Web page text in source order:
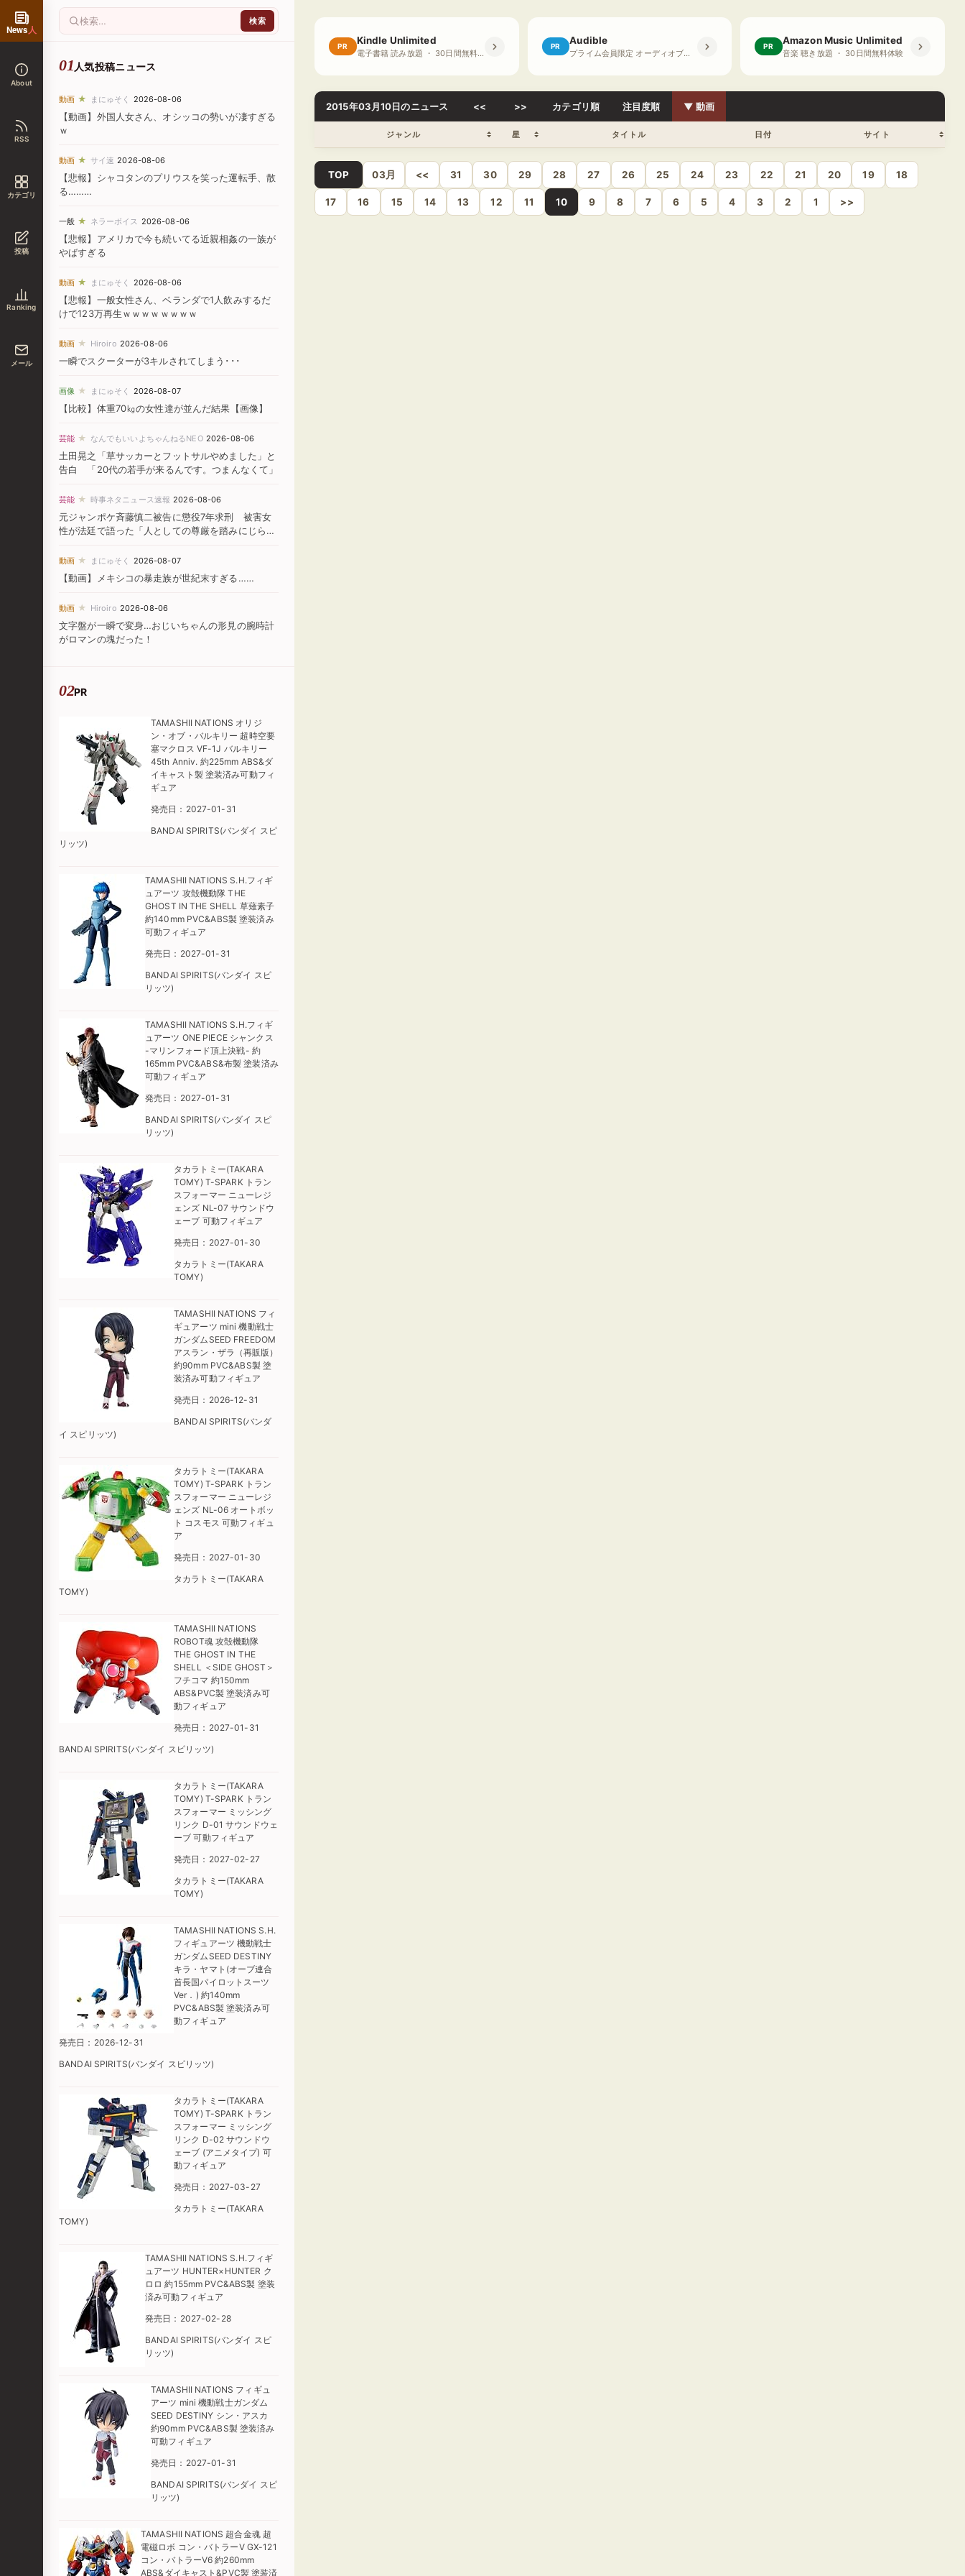
News人
About
RSS
カテゴリ
投稿
Ranking
メール
人気投稿ニュース
動画 ★ まにゅそく 2026-08-06
【動画】外国人女さん、オシッコの勢いが凄すぎる
ｗ
動画 ★ サイ速 2026-08-06
【悲報】シャコタンのプリウスを笑った運転手、散
る………
一般 ★ ネラーボイス 2026-08-06
【悲報】アメリカで今も続いてる近親相姦の一族が
やばすぎる
動画 ★ まにゅそく 2026-08-06
【悲報】一般女性さん、ベランダで1人飲みするだ
けで123万再生ｗｗｗｗｗｗｗｗ
動画 ★ Hiroiro 2026-08-06
一瞬でスクーターが3キルされてしまう･･･
画像 ★ まにゅそく 2026-08-07
【比較】体重70㎏の女性達が並んだ結果【画像】
芸能 ★ なんでもいいよちゃんねるNEO 2026-08-06
土田晃之「草サッカーとフットサルやめました」と
告白 「20代の若手が来るんです。つまんなくて」
芸能 ★ 時事ネタニュース速報 2026-08-06
元ジャンポケ斉藤慎二被告に懲役7年求刑 被害女
性が法廷で語った「人としての尊厳を踏みにじられ
動画 ★ まにゅそく 2026-08-07
【動画】メキシコの暴走族が世紀末すぎる……
動画 ★ Hiroiro 2026-08-06
文字盤が一瞬で変身…おじいちゃんの形見の腕時計
がロマンの塊だった！
PR
TAMASHII NATIONS オリジ
ン・オブ・バルキリー 超時空要
塞マクロス VF-1J バルキリー
45th Anniv. 約225mm ABS&ダ
イキャスト製 塗装済み可動フィ
ギュア
発売日：2027-01-31
BANDAI SPIRITS(バンダイ スピ
リッツ)
TAMASHII NATIONS S.H.フィギ
ュアーツ 攻殻機動隊 THE
GHOST IN THE SHELL 草薙素子
約140mm PVC&ABS製 塗装済み
可動フィギュア
発売日：2027-01-31
BANDAI SPIRITS(バンダイ スピ
リッツ)
TAMASHII NATIONS S.H.フィギ
ュアーツ ONE PIECE シャンクス
-マリンフォード頂上決戦- 約
165mm PVC&ABS&布製 塗装済み
可動フィギュア
発売日：2027-01-31
BANDAI SPIRITS(バンダイ スピ
リッツ)
タカラトミー(TAKARA
TOMY) T-SPARK トラン
スフォーマー ニューレジ
ェンズ NL-07 サウンドウ
ェーブ 可動フィギュア
発売日：2027-01-30
タカラトミー(TAKARA
TOMY)
TAMASHII NATIONS フィ
ギュアーツ mini 機動戦士
ガンダムSEED FREEDOM
アスラン・ザラ（再販版）
約90mm PVC&ABS製 塗
装済み可動フィギュア
発売日：2026-12-31
BANDAI SPIRITS(バンダ
イ スピリッツ)
タカラトミー(TAKARA
TOMY) T-SPARK トラン
スフォーマー ニューレジ
ェンズ NL-06 オートボッ
ト コスモス 可動フィギュ
ア
発売日：2027-01-30
タカラトミー(TAKARA
TOMY)
TAMASHII NATIONS
ROBOT魂 攻殻機動隊
THE GHOST IN THE
SHELL ＜SIDE GHOST＞
フチコマ 約150mm
ABS&PVC製 塗装済み可
動フィギュア
発売日：2027-01-31
BANDAI SPIRITS(バンダイ スピリッツ)
タカラトミー(TAKARA
TOMY) T-SPARK トラン
スフォーマー ミッシング
リンク D-01 サウンドウェ
ーブ 可動フィギュア
発売日：2027-02-27
タカラトミー(TAKARA
TOMY)
TAMASHII NATIONS S.H.
フィギュアーツ 機動戦士
ガンダムSEED DESTINY
キラ・ヤマト(オーブ連合
首長国パイロットスーツ
Ver．) 約140mm
PVC&ABS製 塗装済み可
動フィギュア
発売日：2026-12-31
BANDAI SPIRITS(バンダイ スピリッツ)
タカラトミー(TAKARA
TOMY) T-SPARK トラン
スフォーマー ミッシング
リンク D-02 サウンドウ
ェーブ (アニメタイプ) 可
動フィギュア
発売日：2027-03-27
タカラトミー(TAKARA
TOMY)
TAMASHII NATIONS S.H.フィギ
ュアーツ HUNTER×HUNTER ク
ロロ 約155mm PVC&ABS製 塗装
済み可動フィギュア
発売日：2027-02-28
BANDAI SPIRITS(バンダイ スピ
リッツ)
TAMASHII NATIONS フィギュ
アーツ mini 機動戦士ガンダム
SEED DESTINY シン・アスカ
約90mm PVC&ABS製 塗装済み
可動フィギュア
発売日：2027-01-31
BANDAI SPIRITS(バンダイ スピ
リッツ)
TAMASHII NATIONS 超合金魂 超
電磁ロボ コン・バトラーV GX-121
コン・バトラーV6 約260mm
ABS&ダイキャスト&PVC製 塗装済
PR Kindle Unlimited
電子書籍 読み放題 ・ 30日間無料体験
PR Audible
プライム会員限定 オーディオブック ・ 30日間無料体験
PR Amazon Music Unlimited
音楽 聴き放題 ・ 30日間無料体験
2015年03月10日のニュース << >> カテゴリ順 注目度順 ▼ 動画
ジャンル 星 タイトル 日付 サイト
TOP 03月 << 31 30 29 28 27 26 25 24 23 22 21 20 19 18
17 16 15 14 13 12 11 10 9 8 7 6 5 4 3 2 1 >>